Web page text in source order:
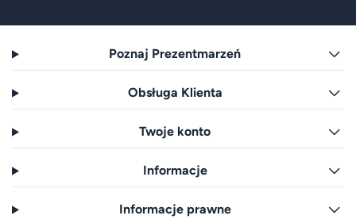
Poznaj Prezentmarzeń
Obsługa Klienta
Twoje konto
Informacje
Informacje prawne